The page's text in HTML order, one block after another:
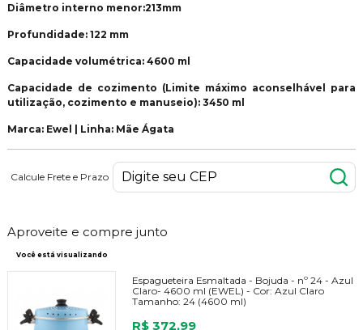
Diâmetro interno menor:213mm
Profundidade: 122 mm
Capacidade volumétrica: 4600 ml
Capacidade de cozimento (Limite máximo aconselhável para
utilização, cozimento e manuseio): 3450 ml
Marca: Ewel | Linha: Mãe Ágata
Calcule Frete e Prazo
Aproveite e compre junto
Você está visualizando
Espagueteira Esmaltada - Bojuda - nº 24 - Azul
Claro- 4600 ml (EWEL) - Cor: Azul Claro
Tamanho: 24 (4600 ml)
R$ 372,99